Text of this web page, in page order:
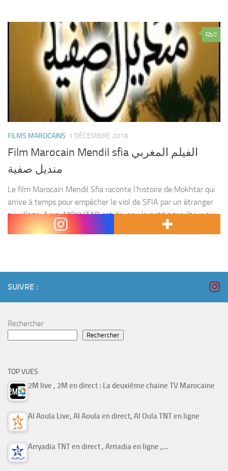
0
FILMS MAROCAINS 1 DÉCEMBRE 2018
Film Marocain Mendil sfia الفيلم المغربي
منديل صفية
Le film Marocain Mendil Sfia raconte l’histoire de Mokhtar qui
arrive à temps pour empêcher le viol de SFIA par un étranger
au village. Ainsi, MOKHTAR est devenu le petit agriculteur qui
défend SFIA...
SUIVRE :
Rechercher
Rechercher
TOP VUES
2M live , 2M en direct : La deuxième chaine TV Marocaine
Al Aoula Live, Al Aoula en direct, Al Oula TNT en ligne
Arryadia TNT en direct , Arriadia en ligne ,…